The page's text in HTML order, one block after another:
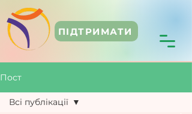
ПІДТРИМАТИ
Пост
Всі публікації